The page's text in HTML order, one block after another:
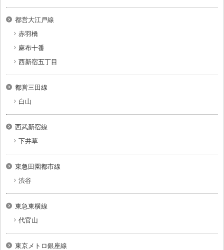
都営大江戸線
赤羽橋
麻布十番
西新宿五丁目
都営三田線
白山
西武新宿線
下井草
東急田園都市線
渋谷
東急東横線
代官山
東京メトロ銀座線